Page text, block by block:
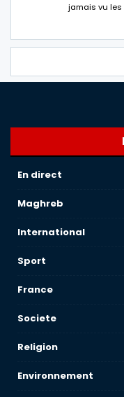
jamais vu les
En direct
Maghreb
International
Sport
France
Societe
Religion
Environnement